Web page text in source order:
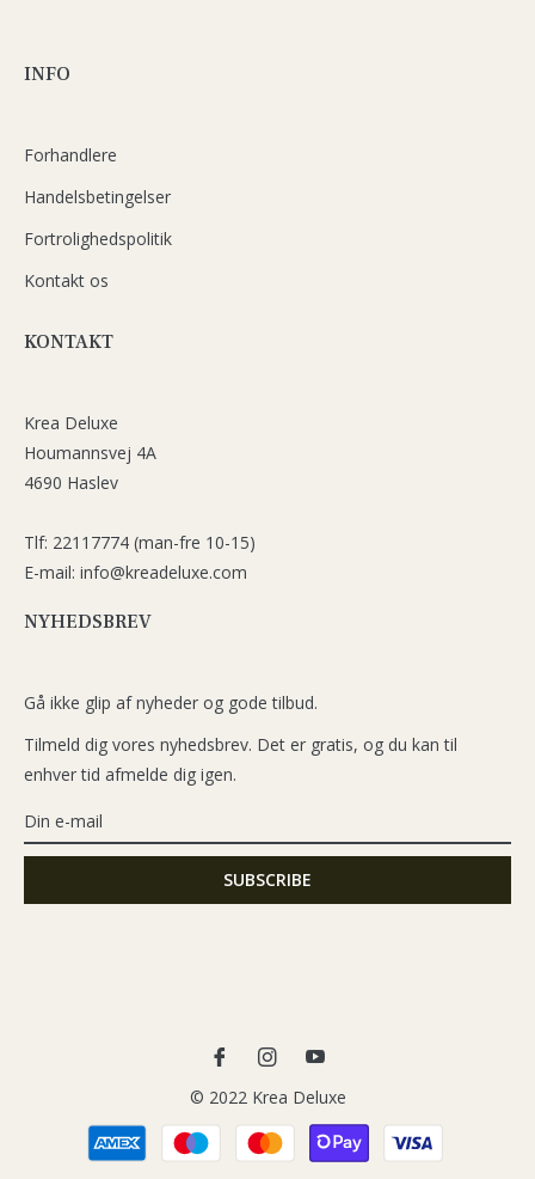
INFO
Forhandlere
Handelsbetingelser
Fortrolighedspolitik
Kontakt os
KONTAKT
Krea Deluxe
Houmannsvej 4A
4690 Haslev
Tlf: 22117774 (man-fre 10-15)
E-mail: info@kreadeluxe.com
NYHEDSBREV
Gå ikke glip af nyheder og gode tilbud.
Tilmeld dig vores nyhedsbrev. Det er gratis, og du kan til
enhver tid afmelde dig igen.
Ins
You
© 2022 Krea Deluxe